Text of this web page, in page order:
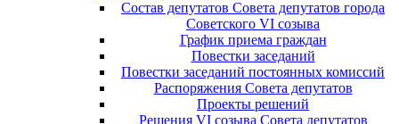
Состав депутатов Совета депутатов города
Советского VI созыва
График приема граждан
Повестки заседаний
Повестки заседаний постоянных комиссий
Распоряжения Совета депутатов
Проекты решений
Решения VI созыва Совета депутатов